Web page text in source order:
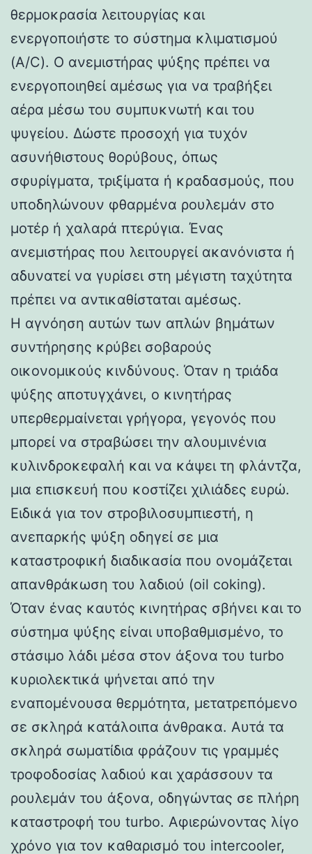
θερμοκρασία λειτουργίας και
ενεργοποιήστε το σύστημα κλιματισμού
(A/C). Ο ανεμιστήρας ψύξης πρέπει να
ενεργοποιηθεί αμέσως για να τραβήξει
αέρα μέσω του συμπυκνωτή και του
ψυγείου. Δώστε προσοχή για τυχόν
ασυνήθιστους θορύβους, όπως
σφυρίγματα, τριξίματα ή κραδασμούς, που
υποδηλώνουν φθαρμένα ρουλεμάν στο
μοτέρ ή χαλαρά πτερύγια. Ένας
ανεμιστήρας που λειτουργεί ακανόνιστα ή
αδυνατεί να γυρίσει στη μέγιστη ταχύτητα
πρέπει να αντικαθίσταται αμέσως.
Η αγνόηση αυτών των απλών βημάτων
συντήρησης κρύβει σοβαρούς
οικονομικούς κινδύνους. Όταν η τριάδα
ψύξης αποτυγχάνει, ο κινητήρας
υπερθερμαίνεται γρήγορα, γεγονός που
μπορεί να στραβώσει την αλουμινένια
κυλινδροκεφαλή και να κάψει τη φλάντζα,
μια επισκευή που κοστίζει χιλιάδες ευρώ.
Ειδικά για τον στροβιλοσυμπιεστή, η
ανεπαρκής ψύξη οδηγεί σε μια
καταστροφική διαδικασία που ονομάζεται
απανθράκωση του λαδιού (oil coking).
Όταν ένας καυτός κινητήρας σβήνει και το
σύστημα ψύξης είναι υποβαθμισμένο, το
στάσιμο λάδι μέσα στον άξονα του turbo
κυριολεκτικά ψήνεται από την
εναπομένουσα θερμότητα, μετατρεπόμενο
σε σκληρά κατάλοιπα άνθρακα. Αυτά τα
σκληρά σωματίδια φράζουν τις γραμμές
τροφοδοσίας λαδιού και χαράσσουν τα
ρουλεμάν του άξονα, οδηγώντας σε πλήρη
καταστροφή του turbo. Αφιερώνοντας λίγο
χρόνο για τον καθαρισμό του intercooler,